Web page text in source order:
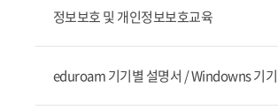
정보보호 및 개인정보보호교육